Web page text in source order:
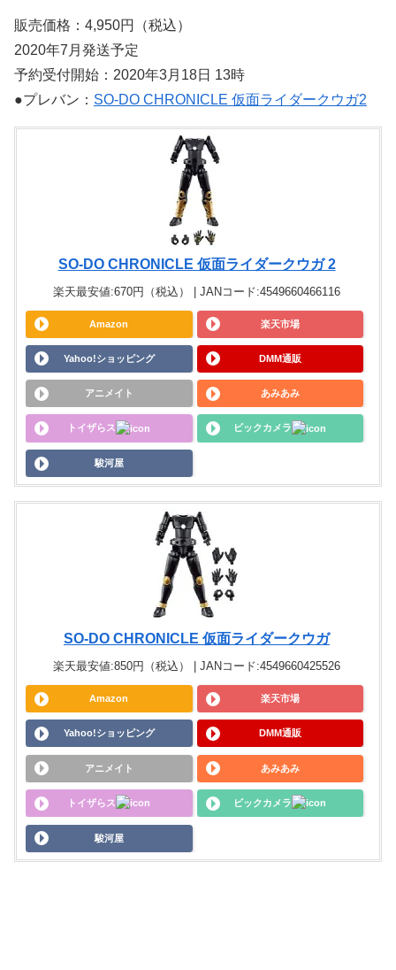
販売価格：4,950円（税込）
2020年7月発送予定
予約受付開始：2020年3月18日 13時
●プレバン： SO-DO CHRONICLE 仮面ライダークウガ2
SO-DO CHRONICLE 仮面ライダークウガ 2
楽天最安値:670円（税込） | JANコード:4549660466116
Amazon 楽天市場
Yahoo!ショッピング DMM通販
アニメイト あみあみ
トイザらス ビックカメラ
駿河屋
SO-DO CHRONICLE 仮面ライダークウガ
楽天最安値:850円（税込） | JANコード:4549660425526
Amazon 楽天市場
Yahoo!ショッピング DMM通販
アニメイト あみあみ
トイザらス ビックカメラ
駿河屋